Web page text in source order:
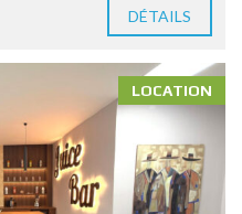
DÉTAILS
LOCATION